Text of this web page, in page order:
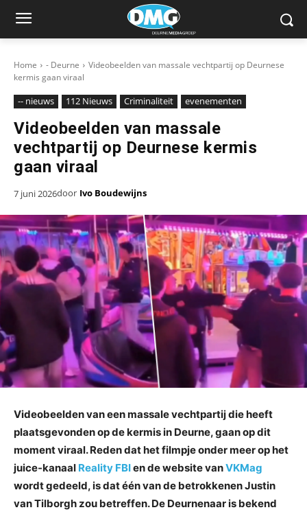
Home - Deurne
Videobeelden van massale vechtpartij op Deurnese
kermis gaan viraal
-- nieuws 112 Nieuws Criminaliteit evenementen
Videobeelden van massale
vechtpartij op Deurnese kermis
gaan viraal
7 juni 2026door Ivo Boudewijns
Videobeelden van een massale vechtpartij die heeft
plaatsgevonden op de kermis in Deurne, gaan op dit
moment viraal. Reden dat het filmpje onder meer op het
juice-kanaal Reality FBIen de website vanVKMag
wordt gedeeld, is dat één van de betrokkenen Justin
van Tilborgh zou betreffen. De Deurnenaar is bekend